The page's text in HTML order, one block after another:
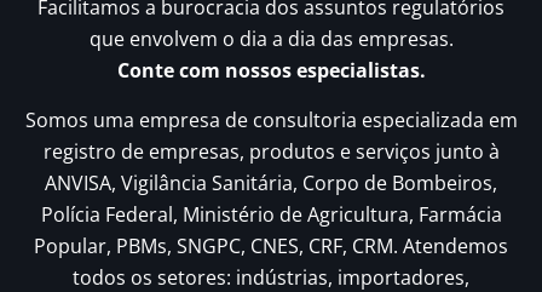
Facilitamos a burocracia dos assuntos regulatórios
que envolvem o dia a dia das empresas.
Conte com nossos especialistas.
Somos uma empresa de consultoria especializada em
registro de empresas, produtos e serviços junto à
ANVISA, Vigilância Sanitária, Corpo de Bombeiros,
Polícia Federal, Ministério de Agricultura, Farmácia
Popular, PBMs, SNGPC, CNES, CRF, CRM. Atendemos
todos os setores: indústrias, importadores,